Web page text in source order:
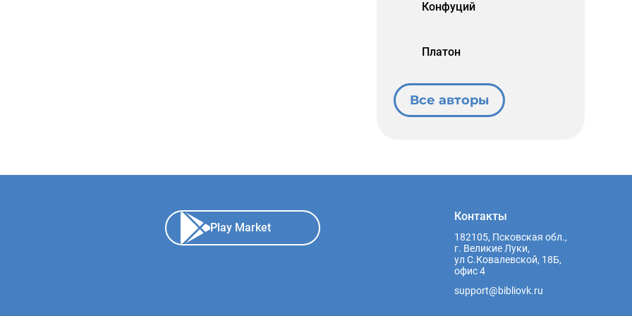
Конфуций
Платон
Все авторы
Play Market
Контакты
182105, Псковская обл.,
г. Великие Луки,
ул С.Ковалевской, 18Б,
офис 4
support@bibliovk.ru